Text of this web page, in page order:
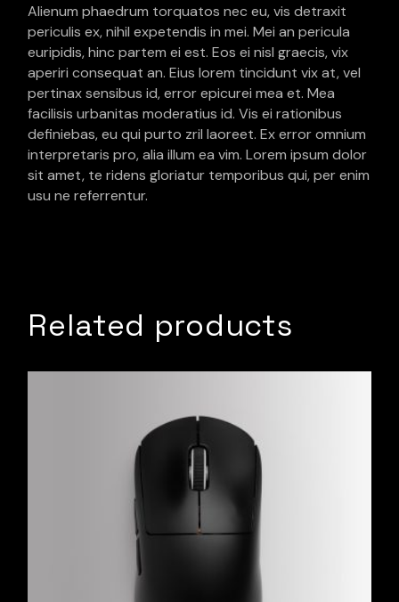
Alienum phaedrum torquatos nec eu, vis detraxit
periculis ex, nihil expetendis in mei. Mei an pericula
euripidis, hinc partem ei est. Eos ei nisl graecis, vix
aperiri consequat an. Eius lorem tincidunt vix at, vel
pertinax sensibus id, error epicurei mea et. Mea
facilisis urbanitas moderatius id. Vis ei rationibus
definiebas, eu qui purto zril laoreet. Ex error omnium
interpretaris pro, alia illum ea vim. Lorem ipsum dolor
sit amet, te ridens gloriatur temporibus qui, per enim
usu ne referrentur.
Related products